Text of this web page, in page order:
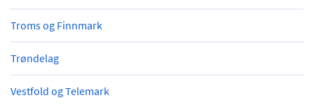
Troms og Finnmark
Trøndelag
Vestfold og Telemark